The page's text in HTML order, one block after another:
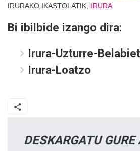
IRURAKO IKASTOLATIK, IRURA
Bi ibilbide izango dira:
Irura-Uzturre-
Irura-Loatzo
DESKARGATU GURE